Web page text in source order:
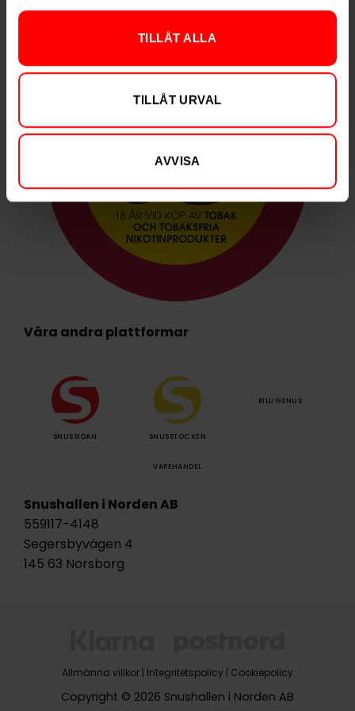
TILLÅT ALLA
TILLÅT URVAL
AVVISA
Våra andra plattformar
SNUSSIDAN SNUSSTOCKEN
BILLIGSNUS
VAPEHANDEL
Snushallen i Norden AB
559117-4148
Segersbyvägen 4
145 63 Norsborg
Allmänna villkor | Integritetspolicy | Cookiepolicy
Copyright © 2026 Snushallen i Norden AB